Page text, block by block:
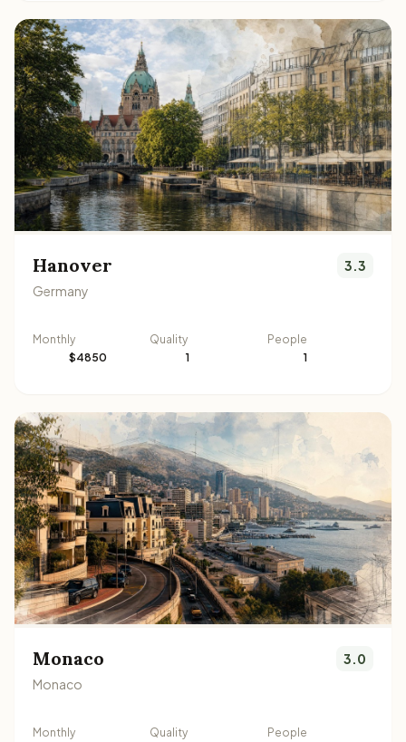
Hanover
Germany
3.3
Monthly
$4850
Quality
1
People
1
Monaco
Monaco
3.0
Monthly
Quality
People